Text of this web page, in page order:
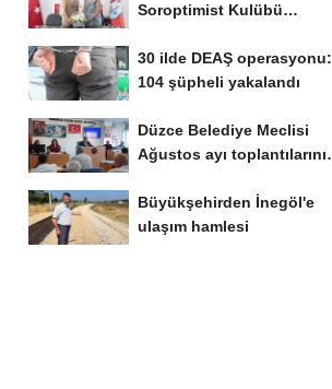
Soroptimist Kulübü
30 ilde DEAŞ operasyonu:
104 şüpheli yakalandı
Düzce Belediye Meclisi
Ağustos ayı toplantılarını
Büyükşehirden İnegöl'e
ulaşım hamlesi